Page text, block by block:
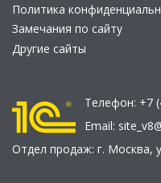
Политика
Замечания по сайту
Другие сайты
Телефон: +7
Email:
Отдел продаж: г. Москва,